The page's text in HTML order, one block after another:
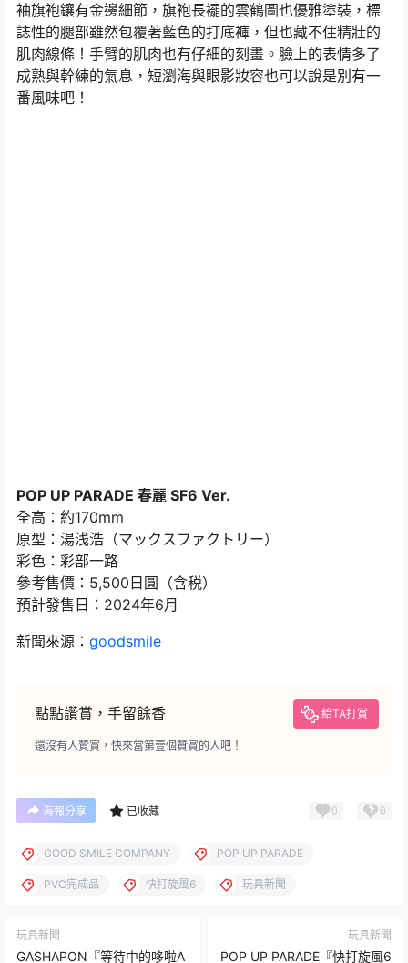
袖旗袍鑲有金邊細節，旗袍長襬的雲鶴圖也優雅塗裝，標
誌性的腿部雖然包覆著藍色的打底褲，但也藏不住精壯的
肌肉線條！手臂的肌肉也有仔細的刻畫。臉上的表情多了
成熟與幹練的氣息，短瀏海與眼影妝容也可以說是別有一
番風味吧！
POP UP PARADE 春麗 SF6 Ver.
全高：約170mm
原型：湯浅浩（マックスファクトリー）
彩色：彩部一路
參考售價：5,500日圓（含税）
預計發售日：2024年6月
新聞來源： goodsmile
點點讚賞，手留餘香 給TA打賞
還沒有人贊賞，快來當第壹個贊賞的人吧！
海報分享 已收藏 0 0
GOOD SMILE COMPANY POP UP PARADE
PVC完成品 快打旋風6 玩具新聞
玩具新聞
GASHAPON『等待中的哆啦A
玩具新聞
POP UP PARADE『快打旋風6